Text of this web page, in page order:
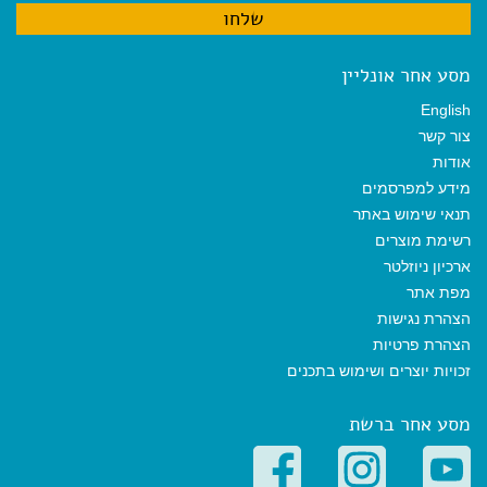
מסע אחר אונליין
English
צור קשר
אודות
מידע למפרסמים
תנאי שימוש באתר
רשימת מוצרים
ארכיון ניוזלטר
מפת אתר
הצהרת נגישות
הצהרת פרטיות
זכויות יוצרים ושימוש בתכנים
מסע אחר ברשת